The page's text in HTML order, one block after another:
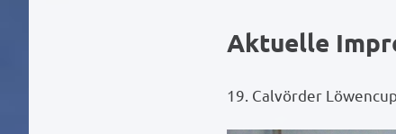
Aktuelle
19. Calvörder